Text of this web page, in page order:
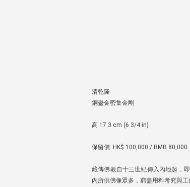
清乾隆
銅鎏金密集金剛
高 17.3 cm (6 3/4 in)
保留價: HK$ 100,000 / RMB 80,000
藏傳佛教自十三世紀傳入內地起，
內所供佛像眾多，窮盡用料考究與